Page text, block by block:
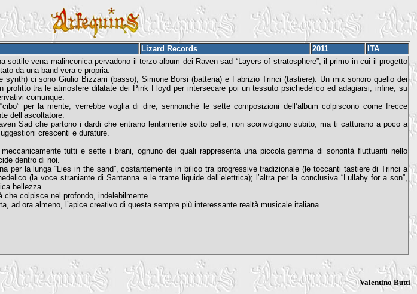
Lizard Records 2011
ITA
sottile vena malinconica pervadono il terzo album dei Raven sad “Layers of stratosphere”, il primo in cui il progetto
da una band vera e propria.
synth) ci sono Giulio Bizzarri (basso), Simone Borsi (batteria) e Fabrizio Trinci (tastiere). Un mix sonoro quello dei
profitto tra le atmosfere dilatate dei Pink Floyd per intersecare poi un tessuto psichedelico ed adagiarsi, infine, su
comunque.
per la mente, verrebbe voglia di dire, sennonché le sette composizioni dell’album colpiscono come frecce
dell’ascoltatore.
Sad che partono i dardi che entrano lentamente sotto pelle, non sconvolgono subito, ma ti catturano a poco a
crescenti e durature.
tutti e sette i brani, ognuno dei quali rappresenta una piccola gemma di sonorità fluttuanti nello
dentro di noi.
per la lunga “Lies in the sand”, costantemente in bilico tra progressive tradizionale (le toccanti tastiere di Trinci a
(la voce straniante di Santanna e le trame liquide dell’elettrica); l’altra per la conclusiva “Lullaby for a son”,
bellezza.
che colpisce nel profondo, indelebilmente.
ad ora almeno, l’apice creativo di questa sempre più interessante realtà musicale italiana.
Valentino Butti